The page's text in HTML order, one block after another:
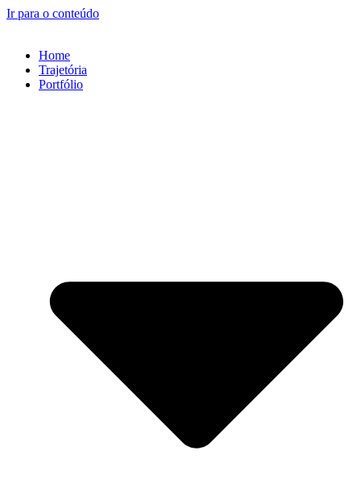
Ir para o conteúdo
Home
Trajetória
Portfólio